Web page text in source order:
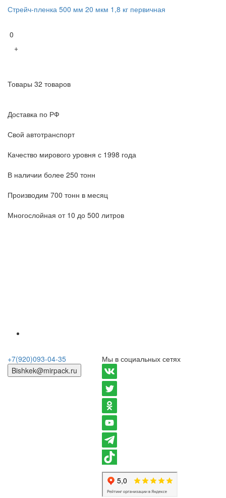
Стрейч-пленка 500 мм 20 мкм 1,8 кг первичная
0
+
Товары 32 товаров
Доставка по РФ
Свой автотранспорт
Качество мирового уровня с 1998 года
В наличии более 250 тонн
Производим 700 тонн в месяц
Многослойная от 10 до 500 литров
+7(920)093-04-35
Bishkek@mirpack.ru
Мы в социальных сетях